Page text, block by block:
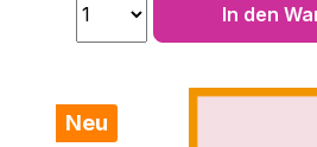
In den
Neu